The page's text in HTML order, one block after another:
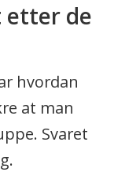
etter de
hvordan
at man
Svaret